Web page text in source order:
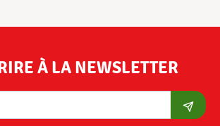
À LA NEWSLETTER